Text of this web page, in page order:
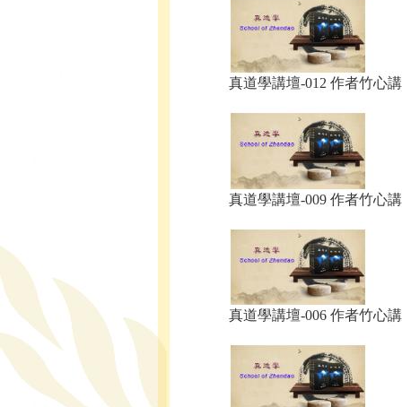
真道學講壇-012 作者竹心
真道學講壇-009 作者竹心
真道學講壇-006 作者竹心